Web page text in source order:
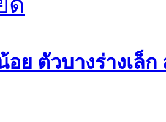
อย ตัวบางร่างเล็